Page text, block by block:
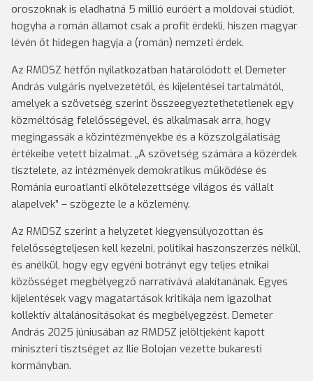
oroszoknak is eladhatná 5 millió euróért a moldovai stúdiót,
hogyha a román államot csak a profit érdekli, hiszen magyar
lévén őt hidegen hagyja a (román) nemzeti érdek.
Az RMDSZ hétfőn nyilatkozatban határolódott el Demeter
András vulgáris nyelvezetétől, és kijelentései tartalmától,
amelyek a szövetség szerint összeegyeztethetetlenek egy
közméltóság felelősségével, és alkalmasak arra, hogy
megingassák a közintézményekbe és a közszolgálatiság
értékeibe vetett bizalmat. „A szövetség számára a közérdek
tisztelete, az intézmények demokratikus működése és
Románia euroatlanti elkötelezettsége világos és vállalt
alapelvek” – szögezte le a közlemény.
Az RMDSZ szerint a helyzetet kiegyensúlyozottan és
felelősségteljesen kell kezelni, politikai haszonszerzés nélkül,
és anélkül, hogy egy egyéni botrányt egy teljes etnikai
közösséget megbélyegző narratívává alakítanának. Egyes
kijelentések vagy magatartások kritikája nem igazolhat
kollektív általánosításokat és megbélyegzést. Demeter
András 2025 júniusában az RMDSZ jelöltjeként kapott
miniszteri tisztséget az Ilie Bolojan vezette bukaresti
kormányban.